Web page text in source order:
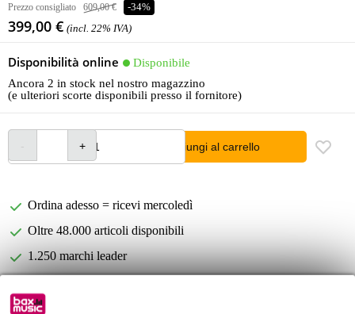
Prezzo consigliato 609,00 € -34%
399,00 € (incl. 22% IVA)
Disponibilità online
Disponibile
Ancora 2 in stock nel nostro magazzino
(e ulteriori scorte disponibili presso il fornitore)
Aggiungi al carrello
Ordina adesso = ricevi mercoledì
Oltre 48.000 articoli disponibili
1.250 marchi leader